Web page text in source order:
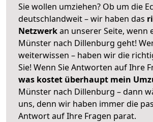
Sie wollen umziehen? Ob um die
deutschlandweit – wir haben das
Netzwerkan unserer Seite, wenn
Münster nach Dillenburg geht!
weiterwissen – haben wir die
Sie! Wenn Sie Antworten auf Ihre
was kostet überhaupt mein
Münster nach Dillenburg – dann
uns, denn wir haben immer die
Antwort auf Ihre Fragen parat.